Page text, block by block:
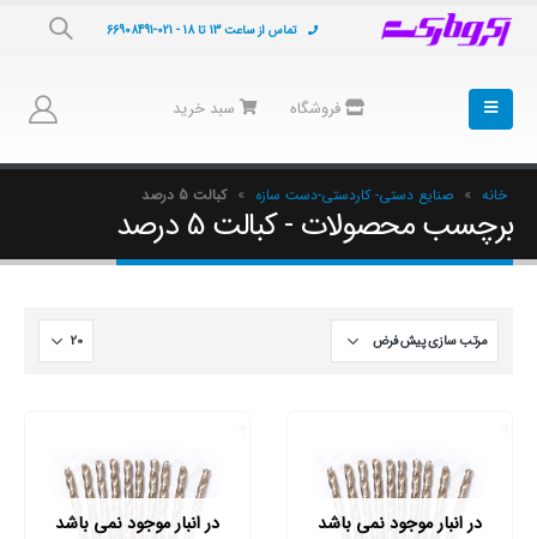
تماس از ساعت 13 تا 18 - 021-66908491
فروشگاه سبد خرید
خانه » صنایع دستی- کاردستی-دست سازه » کبالت 5 درصد
برچسب محصولات - کبالت 5 درصد
در انبار موجود نمی باشد در انبار موجود نمی باشد